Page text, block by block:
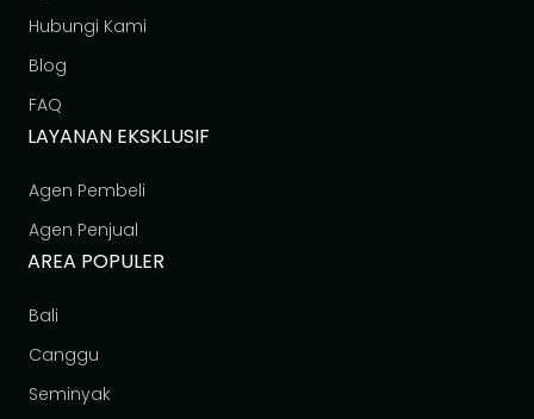
Hubungi Kami
Blog
FAQ
LAYANAN EKSKLUSIF
Agen Pembeli
Agen Penjual
AREA POPULER
Bali
Canggu
Seminyak